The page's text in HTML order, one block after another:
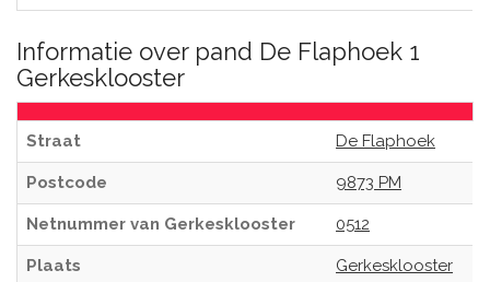
Informatie over pand De Flaphoek 1
Gerkesklooster
Straat De Flaphoek
Postcode 9873 PM
Netnummer van Gerkesklooster 0512
Plaats Gerkesklooster